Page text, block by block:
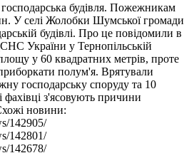
будівля. Пожежникам
У селі Жолобки Шумської громади
будівлі. Про це повідомили в
України у Тернопільській
у 60 квадратних метрів, проте
полум'я. Врятували
господарську споруду та 10
фахівці з'ясовують причини
новини:
142905/
142801/
142678/